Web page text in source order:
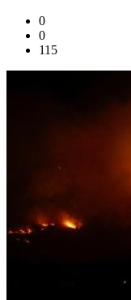
0
0
115